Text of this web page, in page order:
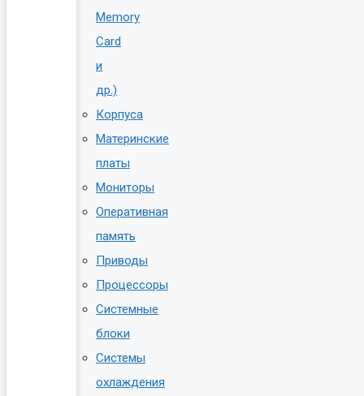
Memory
Card
и
др.)
Корпуса
Материнские
платы
Мониторы
Оперативная
память
Приводы
Процессоры
Системные
блоки
Системы
охлаждения